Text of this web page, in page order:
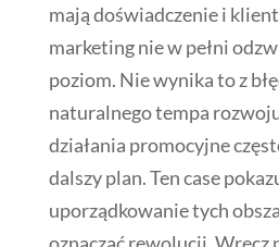
mają doświadczenie i
marketing nie w pełni
poziom. Nie wynika to z
naturalnego tempa
działania promocyjne
dalszy plan. Ten case
uporządkowanie tych